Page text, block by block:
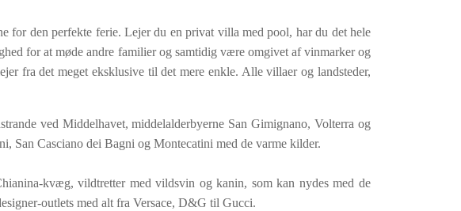
for den perfekte ferie. Lejer du en privat villa med pool, har du det hele
for at møde andre familier og samtidig være omgivet af vinmarker og
fra det meget eksklusive til det mere enkle. Alle villaer og landsteder,
ved Middelhavet, middelalderbyerne San Gimignano, Volterra og
San Casciano dei Bagni og Montecatini med de varme kilder.
kvæg, vildtretter med vildsvin og kanin, som kan nydes med de
outlets med alt fra Versace, D&G til Gucci.